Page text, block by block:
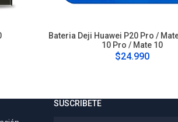
Bateria Deji Huawei P20 Pro /
10 Pro / Mate 10
$24.990
SUSCRIBETE